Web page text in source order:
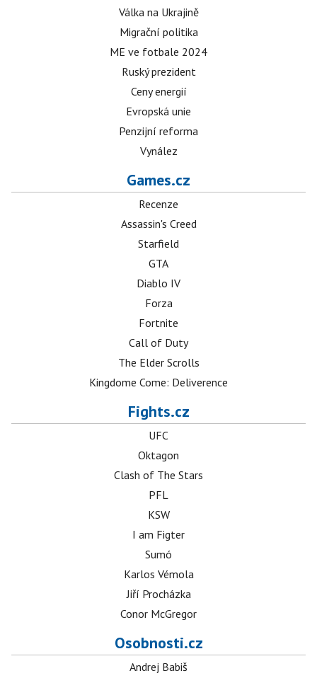
Válka na Ukrajině
Migrační politika
ME ve fotbale 2024
Ruský prezident
Ceny energií
Evropská unie
Penzijní reforma
Vynález
Games.cz
Recenze
Assassin's Creed
Starfield
GTA
Diablo IV
Forza
Fortnite
Call of Duty
The Elder Scrolls
Kingdome Come: Deliverence
Fights.cz
UFC
Oktagon
Clash of The Stars
PFL
KSW
I am Figter
Sumó
Karlos Vémola
Jiří Procházka
Conor McGregor
Osobnosti.cz
Andrej Babiš